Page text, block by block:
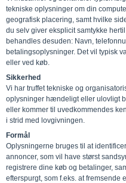
tekniske oplysninger om din
geografisk placering, samt hvilke
du selv giver eksplicit samtykke
behandles desuden: Navn,
betalingsoplysninger. Det vil typisk
eller ved køb.
Sikkerhed
Vi har truffet tekniske og
oplysninger hændeligt eller ulovligt
eller kommer til uvedkommendes
i strid med lovgivningen.
Formål
Oplysningerne bruges til at
annoncer, som vil have størst
registrere dine køb og betalinger,
efterspurgt, som f.eks. at fremsende